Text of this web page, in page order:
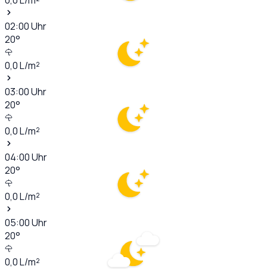
02:00Uhr
20°
0,0L/m²
03:00Uhr
20°
0,0L/m²
04:00Uhr
20°
0,0L/m²
05:00Uhr
20°
0,0L/m²